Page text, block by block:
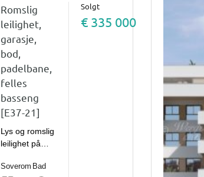
Romslig
leilighet,
garasje,
bod,
padelbane,
felles
basseng
[E37-21]
Lys og romslig
leilighet på…
Soverom Bad
Solgt
€ 335 000